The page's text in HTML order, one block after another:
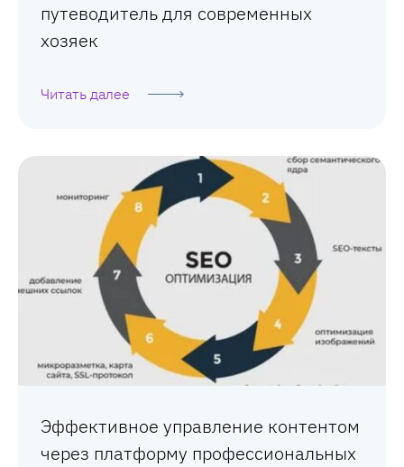
путеводитель для современных
хозяек
Читать далее
Эффективное управление контентом
через платформу профессиональных